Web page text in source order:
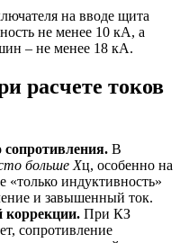
на вводе щита
не менее 10 кА, а
– не менее 18 кА.
расчете токов
сопротивления. В
больше Xц, особенно на
индуктивность»
и завышенный ток.
коррекции. При КЗ
сопротивление